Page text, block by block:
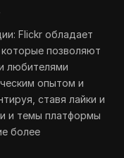
Flickr обладает
позволяют
любителями
опытом и
ставя лайки и
и темы платформы
более